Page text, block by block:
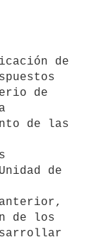
de
de las
de
de los